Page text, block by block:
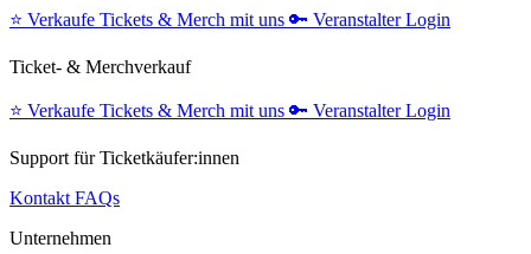
⭐️ Verkaufe Tickets & Merch mit uns 🔑 Veranstalter Login
Ticket- & Merchverkauf
⭐️ Verkaufe Tickets & Merch mit uns 🔑 Veranstalter Login
Support für Ticketkäufer:innen
Kontakt FAQs
Unternehmen